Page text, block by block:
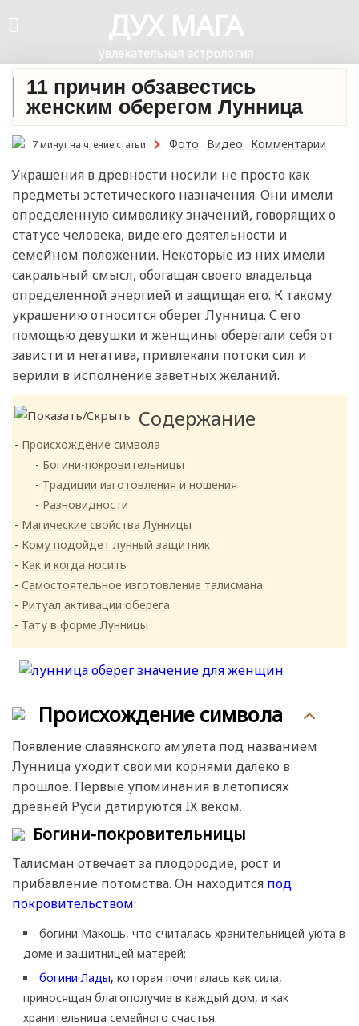
ДУХ МАГА
увлекательная астрология
11 причин обзавестись
женским оберегом Лунница
7 минут на чтение статьи Фото Видео Комментарии
Украшения в древности носили не просто как
предметы эстетического назначения. Они имели
определенную символику значений, говорящих о
статусе человека, виде его деятельности и
семейном положении. Некоторые из них имели
сакральный смысл, обогащая своего владельца
определенной энергией и защищая его. К такому
украшению относится оберег Лунница. С его
помощью девушки и женщины оберегали себя от
зависти и негатива, привлекали потоки сил и
верили в исполнение заветных желаний.
Содержание
Происхождение символа
Богини-покровительницы
Традиции изготовления и ношения
Разновидности
Магические свойства Лунницы
Кому подойдет лунный защитник
Как и когда носить
Самостоятельное изготовление талисмана
Ритуал активации оберега
Тату в форме Лунницы
Происхождение символа
Появление славянского амулета под названием
Лунница уходит своими корнями далеко в
прошлое. Первые упоминания в летописях
древней Руси датируются IX веком.
Богини-покровительницы
Талисман отвечает за плодородие, рост и
прибавление потомства. Он находится под
покровительством:
богини Макошь, что считалась хранительницей уюта в
доме и защитницей матерей;
богини Лады, которая почиталась как сила,
приносящая благополучие в каждый дом, и как
хранительница семейного счастья.